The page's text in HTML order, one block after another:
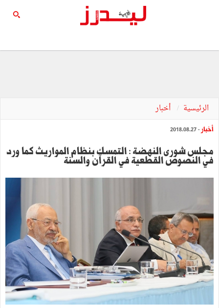
الرئيسية أخبار
أخبار - 2018.08.27
مجلس شورى النهضة : التمسك بنظام المواريث كما ورد
في النصوص القطعية في القرآن والسنة